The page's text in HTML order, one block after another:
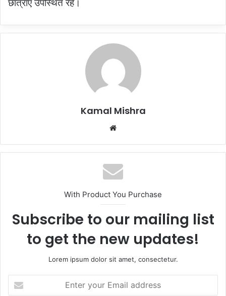
छात्राएं उपस्थित रहे।
Kamal Mishra
Website
With Product You Purchase
Subscribe to our mailing list
to get the new updates!
Lorem ipsum dolor sit amet, consectetur.
your